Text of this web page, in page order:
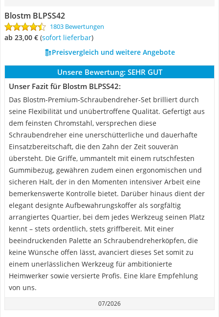
Blostm BLPSS42
1803 Bewertungen
ab 23,00 € ( Sofort lieferbar)
Preisvergleich und weitere Angebote
Unsere Bewertung: SEHR GUT
Unser Fazit für Blostm BLPSS42:
Das Blostm-Premium-Schraubendreher-Set brilliert durch
seine Flexibilität und unübertroffene Qualität. Gefertigt aus
dem feinsten Chromstahl, versprechen diese
Schraubendreher eine unerschütterliche und dauerhafte
Einsatzbereitschaft, die den Zahn der Zeit souverän
übersteht. Die Griffe, ummantelt mit einem rutschfesten
Gummibezug, gewähren zudem einen ergonomischen und
sicheren Halt, der in den Momenten intensiver Arbeit eine
bemerkenswerte Kontrolle bietet. Darüber hinaus dient der
elegant designte Aufbewahrungskoffer als sorgfältig
arrangiertes Quartier, bei dem jedes Werkzeug seinen Platz
kennt – stets ordentlich, stets griffbereit. Mit einer
beeindruckenden Palette an Schraubendreherköpfen, die
keine Wünsche offen lässt, avanciert dieses Set somit zu
einem unerlässlichen Werkzeug für ambitionierte
Heimwerker sowie versierte Profis. Eine klare Empfehlung
von uns.
07/2026